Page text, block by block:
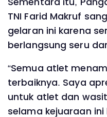
TNI Farid Makruf
gelaran ini karena
berlangsung seru
“Semua atlet
terbaiknya. Saya
untuk atlet dan
selama kejuaraan